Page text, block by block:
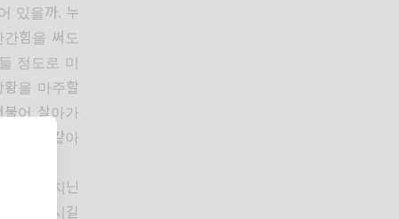
있을까. 누
힘을 써도
정도로 미
을 마주할
어 살아가
던 것 같아
함을 지닌
보내시길